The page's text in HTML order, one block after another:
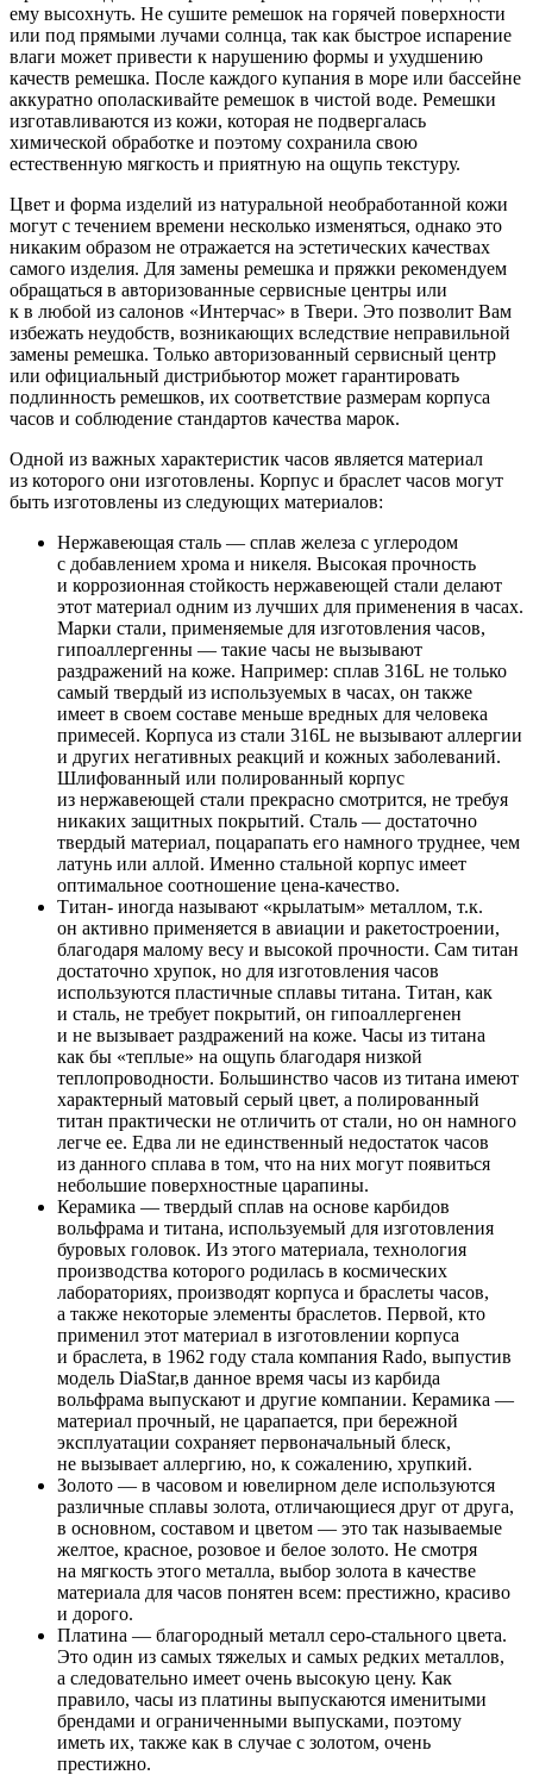
ему высохнуть. Не сушите ремешок на горячей поверхности
или под прямыми лучами солнца, так как быстрое испарение
влаги может привести к нарушению формы и ухудшению
качеств ремешка. После каждого купания в море или бассейне
аккуратно ополаскивайте ремешок в чистой воде. Ремешки
изготавливаются из кожи, которая не подвергалась
химической обработке и поэтому сохранила свою
естественную мягкость и приятную на ощупь текстуру.
Цвет и форма изделий из натуральной необработанной кожи
могут с течением времени несколько изменяться, однако это
никаким образом не отражается на эстетических качествах
самого изделия. Для замены ремешка и пряжки рекомендуем
обращаться в авторизованные сервисные центры или
к в любой из салонов «Интерчас» в Твери. Это позволит Вам
избежать неудобств, возникающих вследствие неправильной
замены ремешка. Только авторизованный сервисный центр
или официальный дистрибьютор может гарантировать
подлинность ремешков, их соответствие размерам корпуса
часов и соблюдение стандартов качества марок.
Одной из важных характеристик часов является материал
из которого они изготовлены. Корпус и браслет часов могут
быть изготовлены из следующих материалов:
Нержавеющая сталь — сплав железа с углеродом
с добавлением хрома и никеля. Высокая прочность
и коррозионная стойкость нержавеющей стали делают
этот материал одним из лучших для применения в часах.
Марки стали, применяемые для изготовления часов,
гипоаллергенны — такие часы не вызывают
раздражений на коже. Например: сплав 316L не только
самый твердый из используемых в часах, он также
имеет в своем составе меньше вредных для человека
примесей. Корпуса из стали 316L не вызывают аллергии
и других негативных реакций и кожных заболеваний.
Шлифованный или полированный корпус
из нержавеющей стали прекрасно смотрится, не требуя
никаких защитных покрытий. Сталь — достаточно
твердый материал, поцарапать его намного труднее, чем
латунь или аллой. Именно стальной корпус имеет
оптимальное соотношение цена-качество.
Титан- иногда называют «крылатым» металлом, т.к.
он активно применяется в авиации и ракетостроении,
благодаря малому весу и высокой прочности. Сам титан
достаточно хрупок, но для изготовления часов
используются пластичные сплавы титана. Титан, как
и сталь, не требует покрытий, он гипоаллергенен
и не вызывает раздражений на коже. Часы из титана
как бы «теплые» на ощупь благодаря низкой
теплопроводности. Большинство часов из титана имеют
характерный матовый серый цвет, а полированный
титан практически не отличить от стали, но он намного
легче ее. Едва ли не единственный недостаток часов
из данного сплава в том, что на них могут появиться
небольшие поверхностные царапины.
Керамика — твердый сплав на основе карбидов
вольфрама и титана, используемый для изготовления
буровых головок. Из этого материала, технология
производства которого родилась в космических
лабораториях, производят корпуса и браслеты часов,
а также некоторые элементы браслетов. Первой, кто
применил этот материал в изготовлении корпуса
и браслета, в 1962 году стала компания Rado, выпустив
модель DiaStar,в данное время часы из карбида
вольфрама выпускают и другие компании. Керамика —
материал прочный, не царапается, при бережной
эксплуатации сохраняет первоначальный блеск,
не вызывает аллергию, но, к сожалению, хрупкий.
Золото — в часовом и ювелирном деле используются
различные сплавы золота, отличающиеся друг от друга,
в основном, составом и цветом — это так называемые
желтое, красное, розовое и белое золото. Не смотря
на мягкость этого металла, выбор золота в качестве
материала для часов понятен всем: престижно, красиво
и дорого.
Платина — благородный металл серо-стального цвета.
Это один из самых тяжелых и самых редких металлов,
а следовательно имеет очень высокую цену. Как
правило, часы из платины выпускаются именитыми
брендами и ограниченными выпусками, поэтому
иметь их, также как в случае с золотом, очень
престижно.